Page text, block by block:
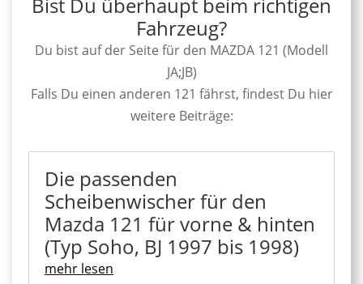
Bist Du überhaupt beim richtigen
Fahrzeug?
Du bist auf der Seite für den MAZDA 121 (Modell
JA;JB)
Falls Du einen anderen 121 fährst, findest Du hier
weitere Beiträge:
Die passenden
Scheibenwischer für den
Mazda 121 für vorne & hinten
(Typ Soho, BJ 1997 bis 1998)
mehr lesen